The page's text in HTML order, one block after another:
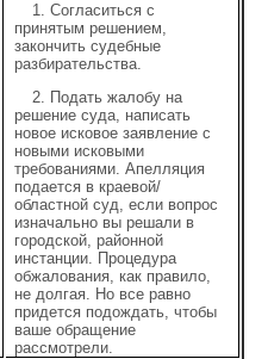
1. Согласиться с
принятым решением,
закончить судебные
разбирательства.
2. Подать жалобу на
решение суда, написать
новое исковое заявление с
новыми исковыми
требованиями. Апелляция
подается в краевой/
областной суд, если вопрос
изначально вы решали в
городской, районной
инстанции. Процедура
обжалования, как правило,
не долгая. Но все равно
придется подождать, чтобы
ваше обращение
рассмотрели.